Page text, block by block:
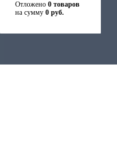
Отложено 0 товаров
на сумму 0 руб.